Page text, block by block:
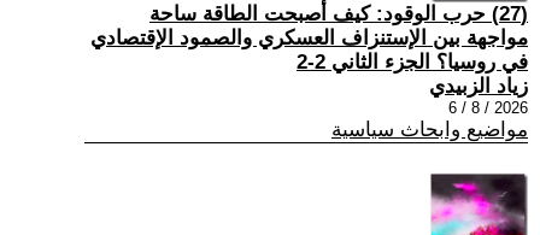
(27) حرب الوقود: كيف أصبحت الطاقة ساحة
مواجهة بين الإستنزاف العسكري والصمود الإقتصادي
في روسيا؟ الجزء الثاني 2-2
زياد الزبيدي
2026 / 8 / 6
مواضيع وابحاث سياسية